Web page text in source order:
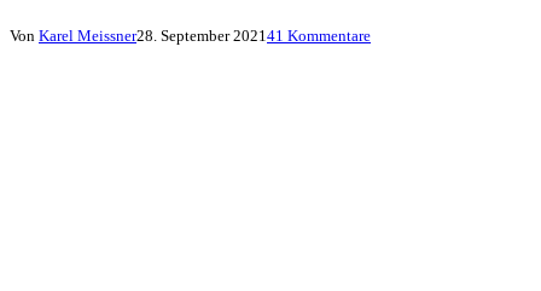
Von Karel Meissner28. September 202141 Kommentare